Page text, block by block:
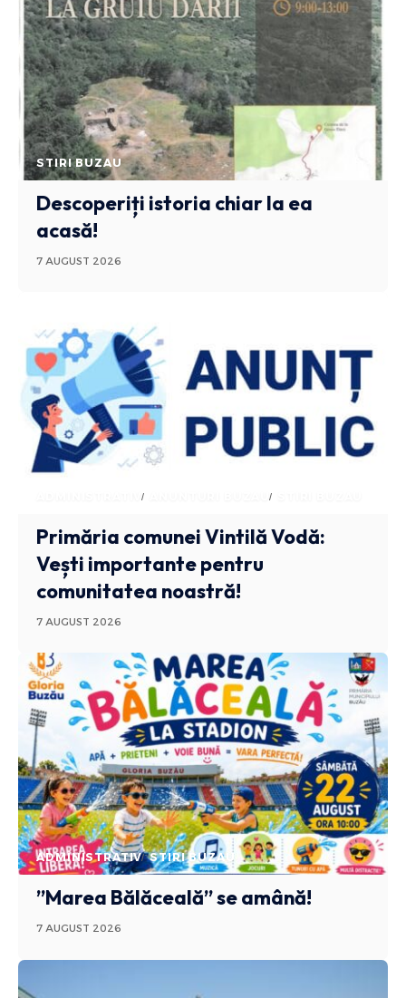
STIRI BUZAU
Descoperiți istoria chiar la ea
acasă!
7 AUGUST 2026
ADMINISTRATIV ANUNTURI BUZAU
Primăria comunei Vintilă Vodă:
Vești importante pentru
comunitatea noastră!
7 AUGUST 2026
ADMINISTRATIV STIRI BUZAU
”Marea Bălăceală” se amână!
7 AUGUST 2026